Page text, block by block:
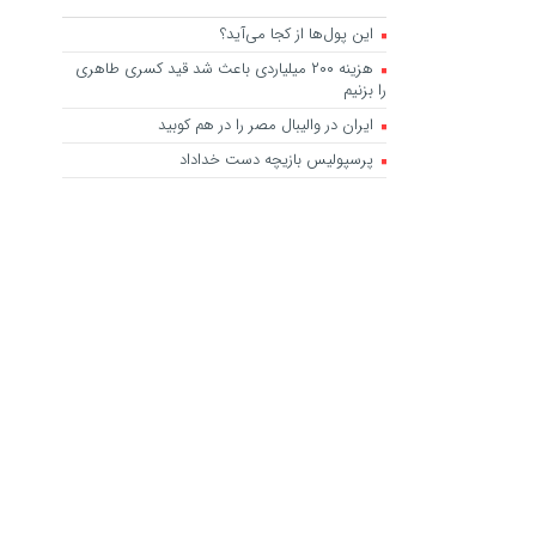
این پول‌ها از کجا می‌آید؟
هزینه ۲۰۰ میلیاردی باعث شد قید کسری طاهری
را بزنیم
ایران در والیبال مصر را در هم کوبید
پرسپولیس بازیچه دست خداداد